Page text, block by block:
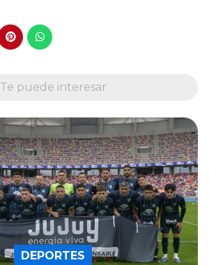
Te puede interesar
DEPORTES